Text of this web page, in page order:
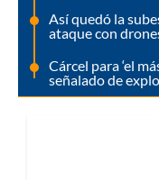
Así quedó la
ataque con
Cárcel para ‘el
señalado de